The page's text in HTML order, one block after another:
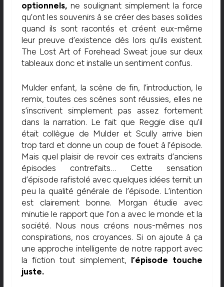
optionnels,ne soulignant simplement la force
qu’ont les souvenirs à se créer des bases solides
quand ils sont racontés et créent eux-même
leur preuve d’existence dès lors qu’ils existent.
The Lost Art of Forehead Sweat joue sur deux
tableaux donc et installe un sentiment confus.
Mulder enfant, la scène de fin, l’introduction, le
remix, toutes ces scènes sont réussies, elles ne
s’inscrivent simplement pas assez fortement
dans la narration. Le fait que Reggie dise qu’il
était collègue de Mulder et Scully arrive bien
trop tard et donne un coup de fouet à l’épisode.
Mais quel plaisir de revoir ces extraits d’anciens
épisodes contrefaits… Cette sensation
d’épisode rafistolé avec quelques idées ternit un
peu la qualité générale de l’épisode. L’intention
est clairement bonne. Morgan étudie avec
minutie le rapport que l’on a avec le monde et la
société. Nous nous créons nous-mêmes nos
conspirations, nos croyances. Si on ajoute à ça
une approche intelligente de notre rapport avec
la fiction tout simplement, l’épisode touche
juste.